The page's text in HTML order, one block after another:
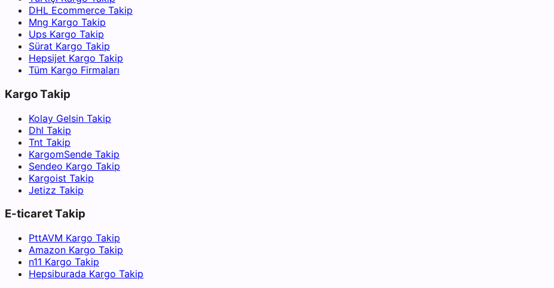
DHL Ecommerce Takip
Mng Kargo Takip
Ups Kargo Takip
Sürat Kargo Takip
Hepsijet Kargo Takip
Tüm Kargo Firmaları
Kargo Takip
Kolay Gelsin Takip
Dhl Takip
Tnt Takip
KargomSende Takip
Sendeo Kargo Takip
Kargoist Takip
Jetizz Takip
E-ticaret Takip
PttAVM Kargo Takip
Amazon Kargo Takip
n11 Kargo Takip
Hepsiburada Kargo Takip